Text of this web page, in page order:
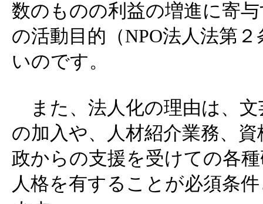
数のものの利益の増進に寄
の活動目的（NPO法人法第
いのです。
また、法人化の理由は、文
の加入や、人材紹介業務、
政からの支援を受けての各
人格を有することが必須条